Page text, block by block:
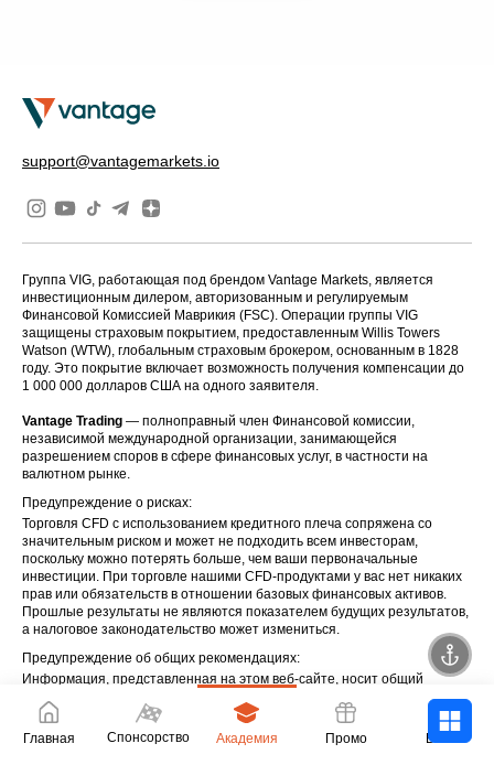
support@vantagemarkets.io
Группа VIG, работающая под брендом Vantage Markets, является
инвестиционным дилером, авторизованным и регулируемым
Финансовой Комиссией Маврикия (FSC). Операции группы VIG
защищены страховым покрытием, предоставленным Willis Towers
Watson (WTW), глобальным страховым брокером, основанным в 1828
году. Это покрытие включает возможность получения компенсации до
1 000 000 долларов США на одного заявителя.
Vantage Trading — полноправный член Финансовой комиссии,
независимой международной организации, занимающейся
разрешением споров в сфере финансовых услуг, в частности на
валютном рынке.
Предупреждение о рисках:
Торговля CFD с использованием кредитного плеча сопряжена со
значительным риском и может не подходить всем инвесторам,
поскольку можно потерять больше, чем ваши первоначальные
инвестиции. При торговле нашими CFD-продуктами у вас нет никаких
прав или обязательств в отношении базовых финансовых активов.
Прошлые результаты не являются показателем будущих результатов,
а налоговое законодательство может измениться.
Предупреждение об общих рекомендациях:
Информация, представленная на этом веб-сайте, носит общий
обстоятельства или потребности. Прежде чем следовать каким-либо
рекомендациям, вы должны оценить их пригодность в свете ваших
конкретных целей, финансового положения и потребностей. Мы
Главная Спонсорство Академия Промо Войти